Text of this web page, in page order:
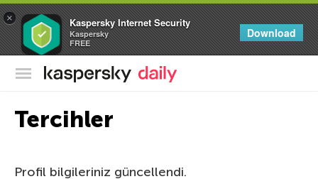
× Kaspersky Internet Security
Kaspersky
FREE
Download
Kaspersky Resmi Blogu
Tercihler
Profil bilgileriniz güncellendi.